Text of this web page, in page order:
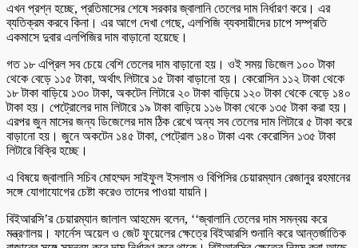
এখন প্রশ্ন হচ্ছে, প্রতিমাসের শেষে সরকার জ্বালানি তেলের দাম নির্ধারণ করে। এর
ব্যতিক্রম করবে কিনা। এর আগে দেখা গেছে, এলপিজি ব্যবসায়ীদের চাপে সম্প্রতি
একমাসে দুবার এলপিজির দাম বাড়ানো হয়েছে।
গত ১৮ এপ্রিল সব চেয়ে বেশি তেলের দাম বাড়ানো হয়। ওই সময় ডিজেল ১০০ টাকা
থেকে বেড়ে ১১৫ টাকা, অর্থাৎ লিটারে ১৫ টাকা বাড়ানো হয়। কেরোসিন ১১২ টাকা থেকে
১৮ টাকা বাড়িয়ে ১৩০ টাকা, অকটেন লিটারে ২০ টাকা বাড়িয়ে ১২০ টাকা থেকে বেড়ে ১৪০
টাকা হয়। পেট্রোলের দাম লিটারে ১৯ টাকা বাড়িয়ে ১১৬ টাকা থেকে ১৩৫ টাকা করা হয়।
এরপর জুন মাসের জন্য ডিজেলের দাম ঠিক রেখে অন্য সব তেলের দাম লিটারে ৫ টাকা করে
বাড়ানো হয়। জুনে অকটেন ১৪৫ টাকা, পেট্রোল ১৪০ টাকা এবং কেরোসিন ১৩৫ টাকা
লিটারে বিক্রি হচ্ছে।
এ বিষয়ে জ্বালানি সচিব মোহম্মদ সাইফুল ইসলাম ও বিপিসির চেয়ারম্যান রেজানুর রহমানের
সঙ্গে যোগাযোগের চেষ্টা করেও তাদের পাওয়া যায়নি।
বিইআরসি’র চেয়ারম্যান জালাল আহমেদ বলেন, ‘‘জ্বালানি তেলের দাম সমন্বয় করে
মন্ত্রণালয়। ফার্নেস অয়েল ও জেট ফুয়েলের ক্ষেত্রে বিইআরসি শুনানি করে আন্তর্জাতিক